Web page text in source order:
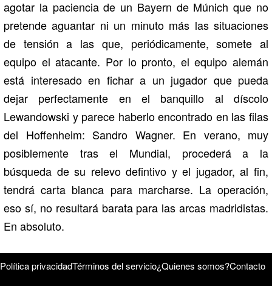
agotar la paciencia de un Bayern de Múnich que no
pretende aguantar ni un minuto más las situaciones
de tensión a las que, periódicamente, somete al
equipo el atacante. Por lo pronto, el equipo alemán
está interesado en fichar a un jugador que pueda
dejar perfectamente en el banquillo al díscolo
Lewandowski y parece haberlo encontrado en las filas
del Hoffenheim: Sandro Wagner. En verano, muy
posiblemente tras el Mundial, procederá a la
búsqueda de su relevo defintivo y el jugador, al fin,
tendrá carta blanca para marcharse. La operación,
eso sí, no resultará barata para las arcas madridistas.
En absoluto.
Política privacidadTérminos del servicio¿Quienes somos?Contacto